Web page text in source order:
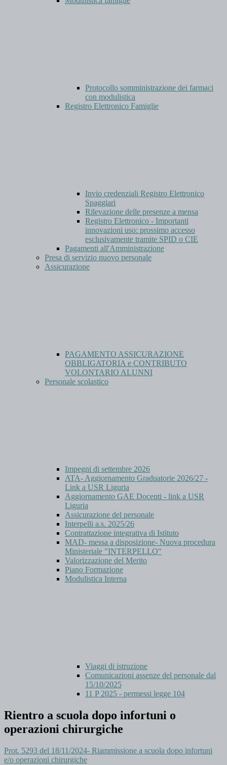
Protocollo somministrazione dei farmaci
con modulistica
Registro Elettronico Famiglie
Invio credenziali Registro Elettronico
Spaggiari
Rilevazione delle presenze a mensa
Registro Elettronico - Importanti
innovazioni uso: prossimo accesso
esclusivamente tramite SPID o CIE
Pagamenti all'Amministrazione
Presa di servizio nuovo personale
Assicurazione
PAGAMENTO ASSICURAZIONE
OBBLIGATORIA e CONTRIBUTO
VOLONTARIO ALUNNI
Personale scolastico
Impegni di settembre 2026
ATA- Aggiornamento Graduatorie 2026/27 -
Link a USR Liguria
Aggiornamento GAE Docenti - link a USR
Liguria
Assicurazione del personale
Interpelli a.s. 2025/26
Contrattazione integrativa di Istituto
MAD- messa a disposizione- Nuova procedura
Ministeriale "INTERPELLO"
Valorizzazione del Merito
Piano Formazione
Modulistica Interna
Viaggi di istruzione
Comunicazioni assenze del personale dal
15/10/2025
11 P 2025 - permessi legge 104
Rientro a scuola dopo infortuni o
operazioni chirurgiche
Prot. 5293 del 18/11/2024- Riammissione a scuola dopo infortuni
e/o operazioni chirurgiche